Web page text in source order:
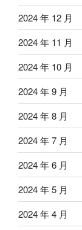
2024 年 12 月
2024 年 11 月
2024 年 10 月
2024 年 9 月
2024 年 8 月
2024 年 7 月
2024 年 6 月
2024 年 5 月
2024 年 4 月